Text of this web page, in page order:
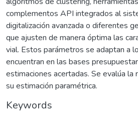
complementos API integrados al
digitalización avanzada o diferentes
que ajusten de manera óptima las
vial. Estos parámetros se adaptan a
encuentran en las bases
estimaciones acertadas. Se evalúa la
su estimación paramétrica.
Keywords